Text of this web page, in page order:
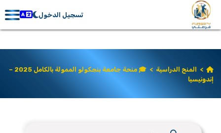
تسجيل الدخول
> المنح الدراسية >
🎓 منحة جامعة بنجكولو الممولة بالكامل 2025 –
إندونيسيا